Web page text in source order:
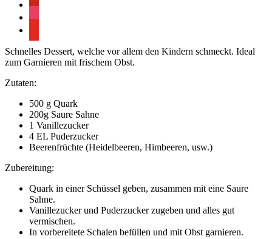
Schnelles Dessert, welche vor allem den Kindern schmeckt. Ideal
zum Garnieren mit frischem Obst.
Zutaten:
500 g Quark
200g Saure Sahne
1 Vanillezucker
4 EL Puderzucker
Beerenfrüchte (Heidelbeeren, Himbeeren, usw.)
Zubereitung:
Quark in einer Schüssel geben, zusammen mit eine Saure
Sahne.
Vanillezucker und Puderzucker zugeben und alles gut
vermischen.
In vorbereitete Schalen befüllen und mit Obst garnieren.